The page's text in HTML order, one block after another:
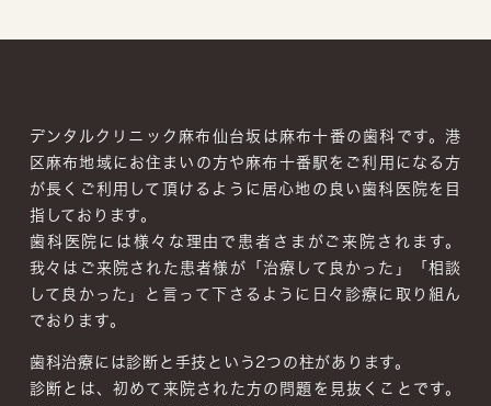
デンタルクリニック麻布仙台坂は麻布十番の歯科です。港
区麻布地域にお住まいの方や麻布十番駅をご利用になる方
が長くご利用して頂けるように居心地の良い歯科医院を目
指しております。
歯科医院には様々な理由で患者さまがご来院されます。
我々はご来院された患者様が「治療して良かった」「相談
して良かった」と言って下さるように日々診療に取り組ん
でおります。
歯科治療には診断と手技という2つの柱があります。
診断とは、初めて来院された方の問題を見抜くことです。